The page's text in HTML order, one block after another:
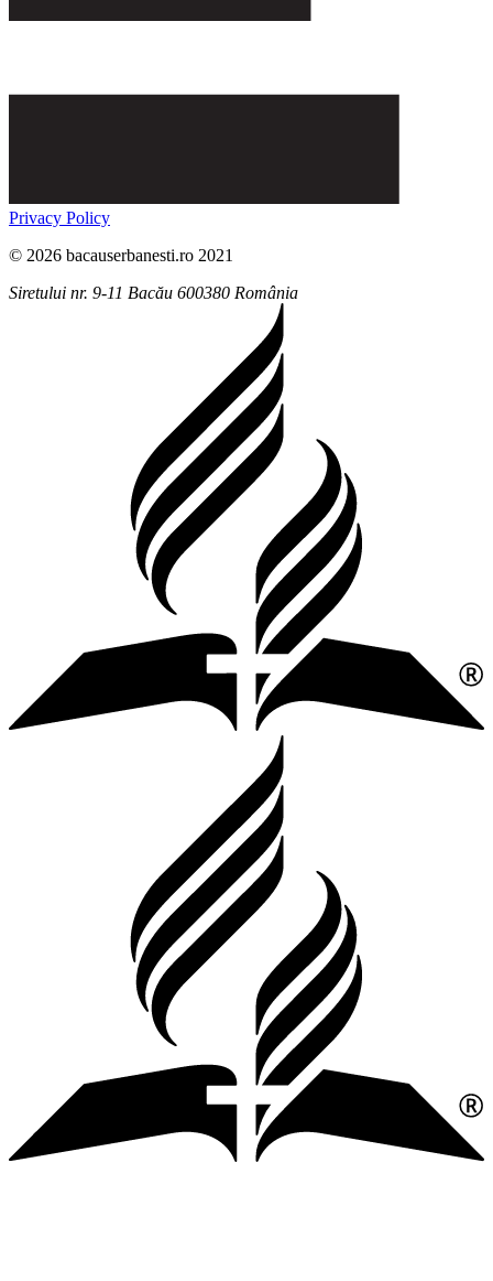
Privacy Policy
© 2026 bacauserbanesti.ro 2021
Siretului nr. 9-11 Bacău 600380 România